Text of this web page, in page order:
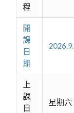
程
開
課
日
期
上
課
日
星期六